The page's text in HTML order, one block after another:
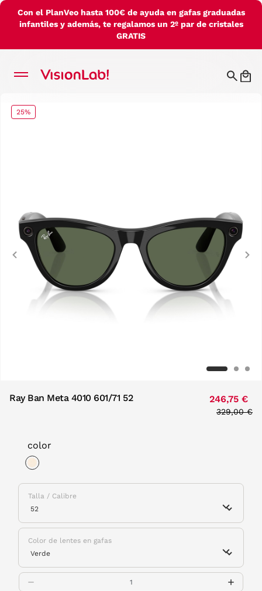
Con el PlanVeo hasta 100€ de ayuda en gafas graduadas
infantiles y además, te regalamos un 2º par de cristales
GRATIS
25%
Previous
Ray Ban Meta 4010 601/71 52 246,75 €
Price
329,00 €
color
Talla / Calibre
Color de lentes en gafas